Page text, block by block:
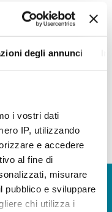
degli annunci
i vostri dati
IP, utilizzando
e accedere
al fine di
misurare
pubblico e sviluppare
chi utilizza i
Trasparenza e la
vigore dal
IL SERVIZIO